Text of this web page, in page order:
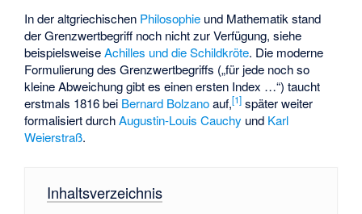
In der altgriechischen Philosophie und Mathematik stand
der Grenzwertbegriff noch nicht zur Verfügung, siehe
beispielsweiseAchilles und die Schildkröte. Die moderne
Formulierung des Grenzwertbegriffs („für jede noch so
kleine Abweichung gibt es einen ersten Index …“) taucht
erstmals 1816 bei Bernard Bolzanoauf,[1] später weiter
formalisiert durchAugustin-Louis Cauchy und Karl
Weierstraß.
Inhaltsverzeichnis